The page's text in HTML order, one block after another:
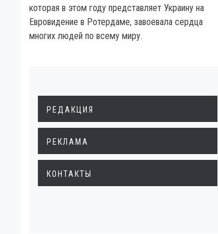
которая в этом году представляет Украину на
Евровидение в Ротердаме, завоевала сердца
многих людей по всему миру.
РЕДАКЦИЯ
РЕКЛАМА
КОНТАКТЫ